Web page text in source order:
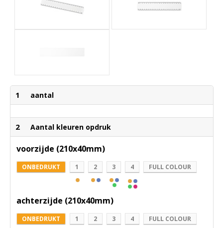
1 aantal
2 Aantal kleuren opdruk
voorzijde (210x40mm)
ONBEDRUKT 1 2 3 4 FULL COLOUR
achterzijde (210x40mm)
ONBEDRUKT 1 2 3 4 FULL COLOUR